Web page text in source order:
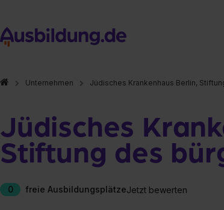
Unternehmen Jüdisches Krankenhaus Berlin,
Jüdisches
Stiftung des
0 freie AusbildungsplätzeJetzt bewerten